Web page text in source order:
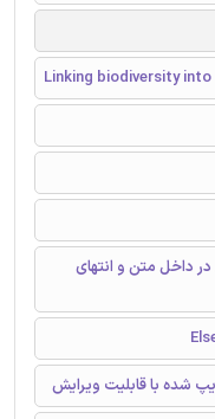
Linking biodiversity
در داخل متن و انتهای